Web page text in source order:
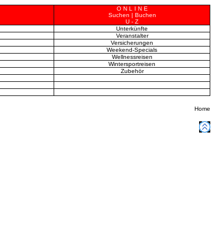
O N L I N E
Suchen | Buchen
U - Z
Unterkünfte
Veranstalter
Versicherungen
Weekend-Specials
Wellnessreisen
Wintersportreisen
Zubehör
Home